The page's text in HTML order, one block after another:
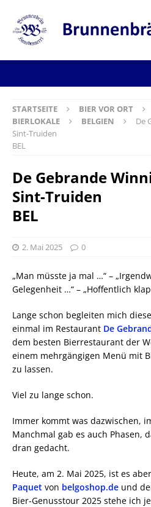
STARTSEITE BIER VOR ORT
BIERLOKALE
BELGIEN
De
Sint-Truiden
BEL
De Gebrande
Sint-Truiden
BEL
2. Mai 2025 0
„Man müsste ja mal …“ –
Gelegenheit …“ – „Hoffentlich
Lange schon begleiten mich
einmal im Restaurant De
dem besten Bierrestaurant der
einem mehrgängigen Menü mit
zu lassen.
Viel zu lange schon.
Immer kommt was dazwischen,
Manchmal gab es auch Phasen,
dran gedacht.
Heute, am 2. Mai 2025, ist es
Paquet von belgoshop.de und
Bier-Genusstour 2025 stehe ich